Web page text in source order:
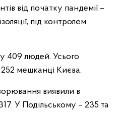
від початку пандемії –
під контролем
409 людей. Усього
мешканці Києва.
виявили в
У Подільському – 235 та